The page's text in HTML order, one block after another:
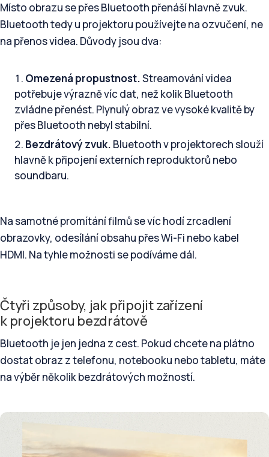
Místo obrazu se přes Bluetooth přenáší hlavně zvuk.
Bluetooth tedy u projektoru používejte na ozvučení, ne
na přenos videa. Důvody jsou dva:
Omezená propustnost.Streamování videa
potřebuje výrazně víc dat, než kolik Bluetooth
zvládne přenést. Plynulý obraz ve vysoké kvalitě by
přes Bluetooth nebyl stabilní.
Bezdrátový zvuk. Bluetooth v projektorech slouží
hlavně k připojení externích reproduktorů nebo
soundbaru.
Na samotné promítání filmů se víc hodí zrcadlení
obrazovky, odesílání obsahu přes Wi-Fi nebo kabel
HDMI. Na tyhle možnosti se podíváme dál.
Čtyři způsoby, jak připojit zařízení
k projektoru bezdrátově
Bluetooth je jen jedna z cest. Pokud chcete na plátno
dostat obraz z telefonu, notebooku nebo tabletu, máte
na výběr několik bezdrátových možností.